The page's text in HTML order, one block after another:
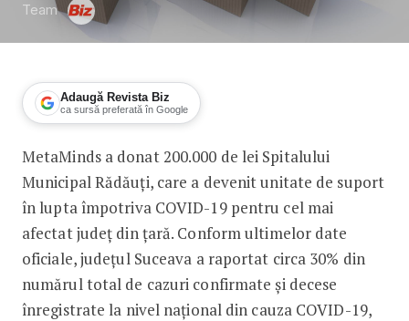
Team
Adaugă Revista Biz
ca sursă preferată în Google
MetaMinds donează 200.000 de Lei
MetaMinds a donat 200.000 de lei Spitalului
Municipal Rădăuți, care a devenit unitate de suport
în lupta împotriva COVID-19 pentru cel mai
afectat județ din țară. Conform ultimelor date
oficiale, județul Suceava a raportat circa 30% din
numărul total de cazuri confirmate și decese
înregistrate la nivel național din cauza COVID-19,